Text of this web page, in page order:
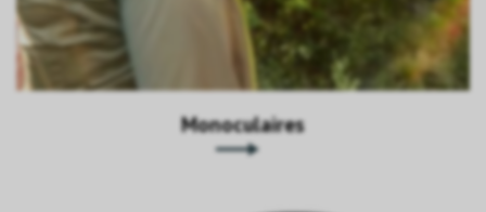
Monoculaires